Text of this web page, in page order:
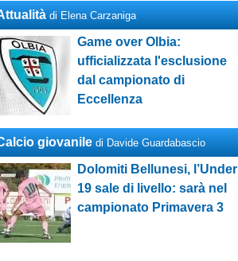
di Elena Carzaniga
Game over Olbia:
ufficializzata l'esclusione
dal campionato di
Eccellenza
giovanile di Davide Guardabascio
Dolomiti Bellunesi, l’Under
19 sale di livello: sarà nel
campionato Primavera 3